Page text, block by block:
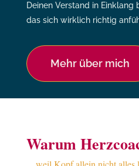
Deinen Verstand in Einklang
das sich wirklich richtig
Mehr über mich
Warum